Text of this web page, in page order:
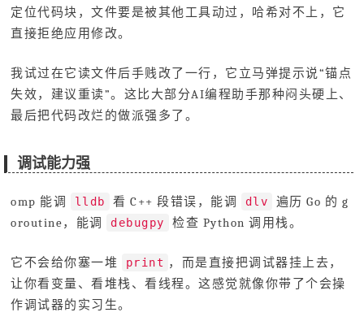
定位代码块，文件要是被其他工具动过，哈希对不上，它
直接拒绝应用修改。
我试过在它读文件后手贱改了一行，它立马弹提示说“锚点
失效，建议重读”。这比大部分AI编程助手那种闷头硬上、
最后把代码改烂的做派强多了。
调试能力强
omp 能调 lldb 看 C++ 段错误，能调 dlv
遍历 Go 的 g
oroutine，能调
debugpy 检查 Python 调用栈。
它不会给你塞一堆 print ，而是直接把调试器挂上去，
让你看变量、看堆栈、看线程。这感觉就像你带了个会操
作调试器的实习生。